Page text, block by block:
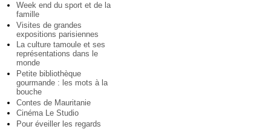
Week end du sport et de la
famille
Visites de grandes
expositions parisiennes
La culture tamoule et ses
représentations dans le
monde
Petite bibliothèque
gourmande : les mots à la
bouche
Contes de Mauritanie
Cinéma Le Studio
Pour éveiller les regards